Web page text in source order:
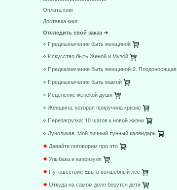
Оплата книг
Доставка книг
Отследить свой заказ ➜
⋄ Предназначение быть женщиной
⋄ Искусство быть Женой и Музой
⋄ Предназначение быть женщиной-2. Плодоносящая
⋄ Предназначение быть мамой
⋄ Исцеление женской души
⋄ Женщина, которая приручила кризис
⋄ Перезагрузка: 10 шагов к новой жизни
⋄ Луноликая. Мой личный лунный календарь
✸ Давайте поговорим про это
✸Улыбака и капризуля
✸ Путешествие Евы в волшебный лес
✸Откуда на самом деле берутся дети